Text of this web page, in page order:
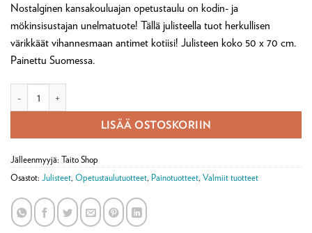
asiakkaan
arvotukseen.
Nostalginen kansakouluajan opetustaulu on kodin- ja
mökinsisustajan unelmatuote! Tällä julisteella tuot herkullisen
värikkäät vihannesmaan antimet kotiisi! Julisteen koko 50 x 70 cm.
Painettu Suomessa.
LISÄÄ OSTOSKORIIN
Jälleenmyyjä: Taito Shop
Osastot: Julisteet, Opetustaulutuotteet, Painotuotteet, Valmiit tuotteet